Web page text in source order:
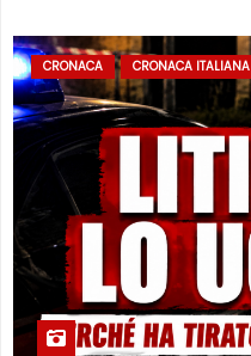
CRONACA CRONACA ITALIANA